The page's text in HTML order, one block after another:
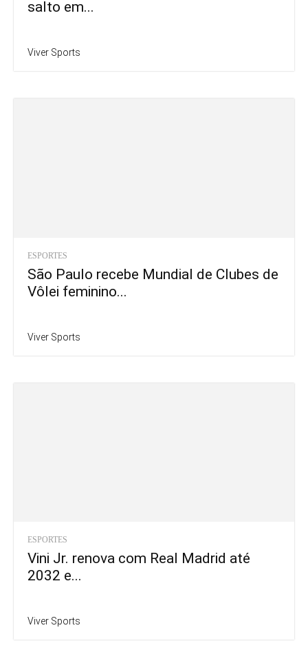
salto em...
Viver Sports
ESPORTES
São Paulo recebe Mundial de Clubes de
Vôlei feminino...
Viver Sports
ESPORTES
Vini Jr. renova com Real Madrid até
2032 e...
Viver Sports